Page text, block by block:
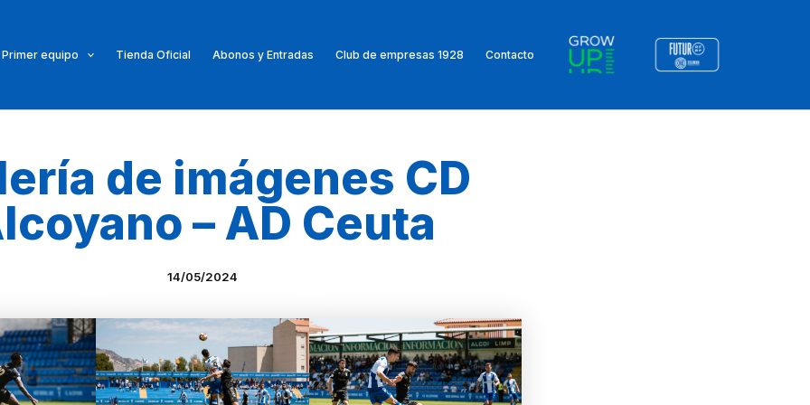
Primer equipo Tienda Oficial Abonos y Entradas Club de empresas 1928 Contacto
de imágenes CD
– AD Ceuta
14/05/2024